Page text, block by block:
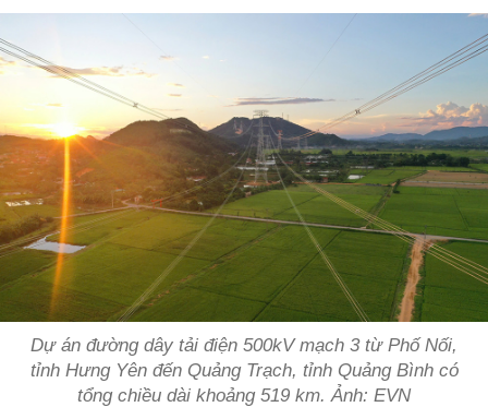
Dự án đường dây tải điện 500kV mạch 3 từ Phố Nối,
tỉnh Hưng Yên đến Quảng Trạch, tỉnh Quảng Bình có
tổng chiều dài khoảng 519 km. Ảnh: EVN